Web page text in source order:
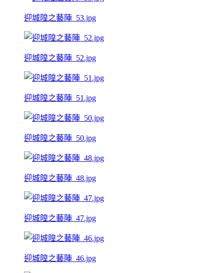
迎城隍之藝陣_53.jpg
迎城隍之藝陣_52.jpg
迎城隍之藝陣_51.jpg
迎城隍之藝陣_50.jpg
迎城隍之藝陣_48.jpg
迎城隍之藝陣_47.jpg
迎城隍之藝陣_46.jpg